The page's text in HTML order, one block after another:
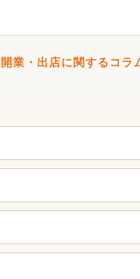
開業・出店に関するコラ